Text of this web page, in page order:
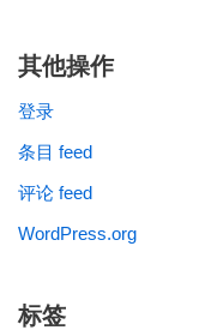
其他操作
登录
条目 feed
评论 feed
WordPress.org
标签